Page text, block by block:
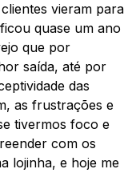
vieram para
quase um ano
que por
saída, até por
das
as frustrações e
tivermos foco e
com os
lojinha, e hoje me